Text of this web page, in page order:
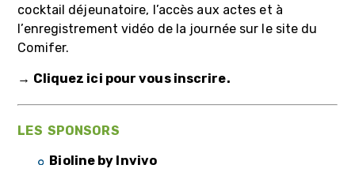
cocktail déjeunatoire, l’accès aux actes et à
l’enregistrement vidéo de la journée sur le site du
Comifer.
→ Cliquez ici pour vous inscrire.
LES SPONSORS
Bioline by Invivo